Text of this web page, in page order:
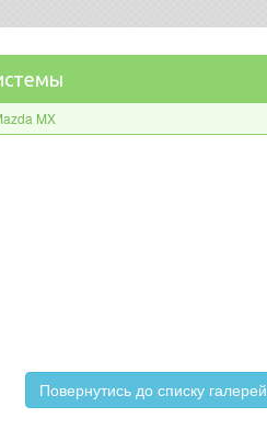
MX
Повернутись до списку галерей